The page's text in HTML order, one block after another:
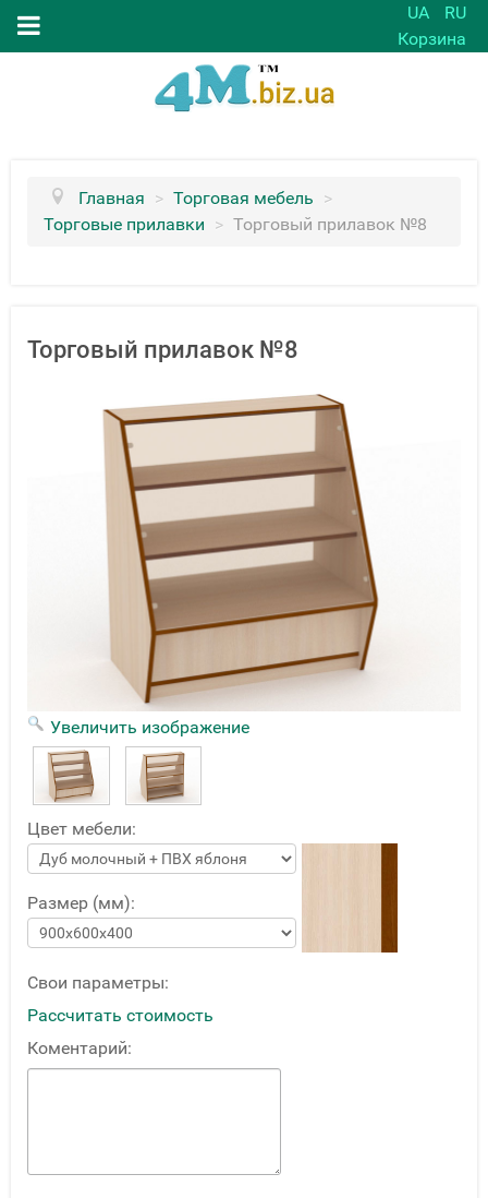
UA
RU
Корзина
Главная > Торговая мебель >
Торговые прилавки > Торговый прилавок №8
Торговый прилавок №8
Увеличить изображение
Цвет мебели:
Размер (мм):
Свои параметры:
Рассчитать стоимость
Коментарий: